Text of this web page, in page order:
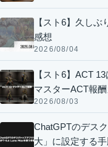
【スト6】久し
感想
2026/08/04
【スト6】ACT
マスターACT報
2026/08/03
ChatGPTのデス
大」に設定する